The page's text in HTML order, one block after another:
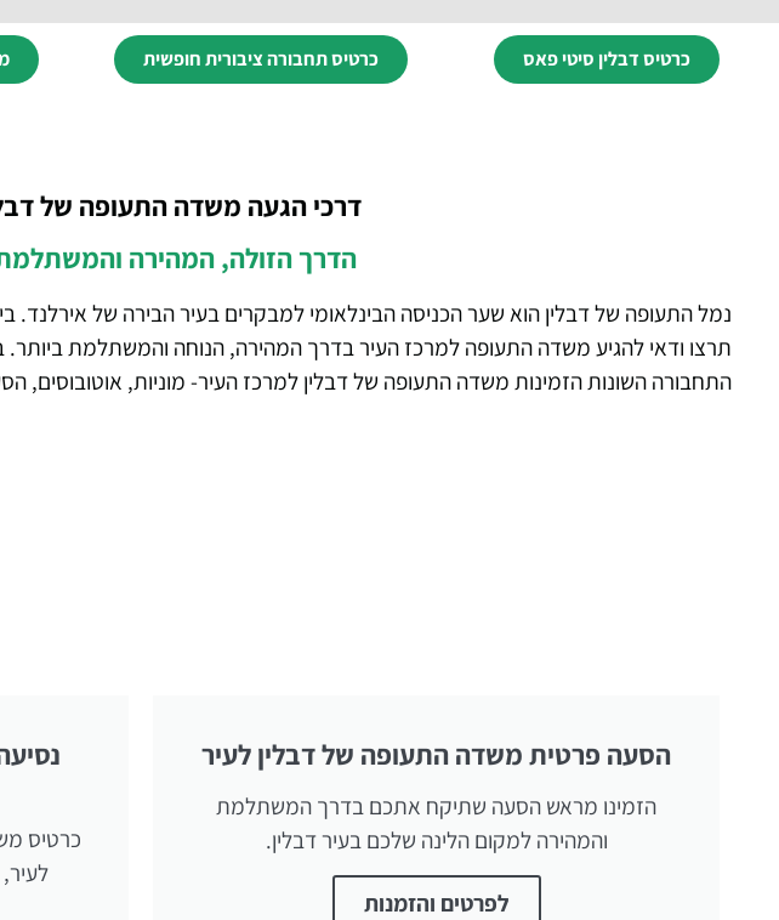
כרטיס דבלין סיטי פאס כרטיס תחבורה ציבורית חופשית
דרכי הגעה משדה התעופה של
הדרך הזולה, המהירה
נמל התעופה של דבלין הוא שער הכניסה הבינלאומי למבקרים בעיר הבירה של אירלנד.
תרצו ודאי להגיע משדה התעופה למרכז העיר בדרך המהירה, הנוחה והמשתלמת
התחבורה השונות הזמינות משדה התעופה של דבלין למרכז העיר- מוניות, אוטובוסים,
הסעה פרטית משדה התעופה של דבלין לעיר
הזמינו מראש הסעה שתיקח אתכם בדרך המשתלמת
והמהירה למקום הלינה שלכם בעיר דבלין.
לפרטים והזמנות
כרטיס